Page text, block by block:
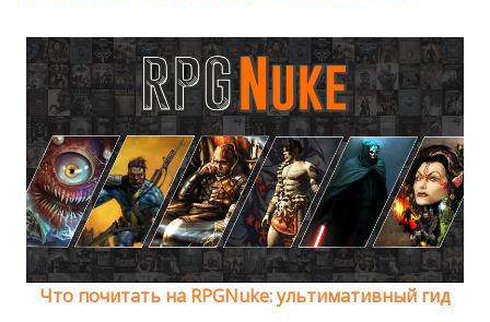
Что почитать на RPGNuke: ультимативный гид